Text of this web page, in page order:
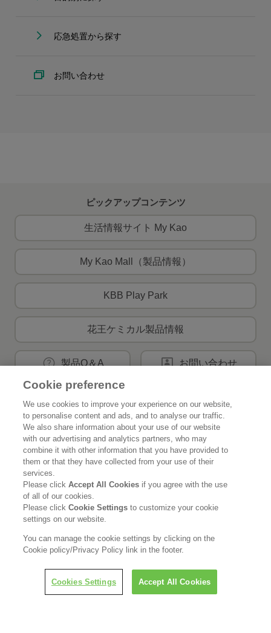
応急処置から探す
お問い合わせ
ピックアップコンテンツ
生活情報サイト My Kao
My Kao Mall（製品情報）
KBB Play Park
花王ケミカル製品情報
製品Q＆A お問い合わせ
花王公式SNSアカウント
Home 花王について
サステナビリティ イノベーション
Cookie preference
We use cookies to improve your experience on our website,
to personalise content and ads, and to analyse our traffic.
We also share information about your use of our website
with our advertising and analytics partners, who may
combine it with other information that you have provided to
them or that they have collected from your use of their
services.
Please clickAccept All Cookies if you agree with the use
of all of our cookies.
Please clickCookie Settingsto customize your cookie
settings on our website.
You can manage the cookie settings by clicking on the
Cookie policy/Privacy Policy link in the footer.
Cookies Settings Accept All Cookies